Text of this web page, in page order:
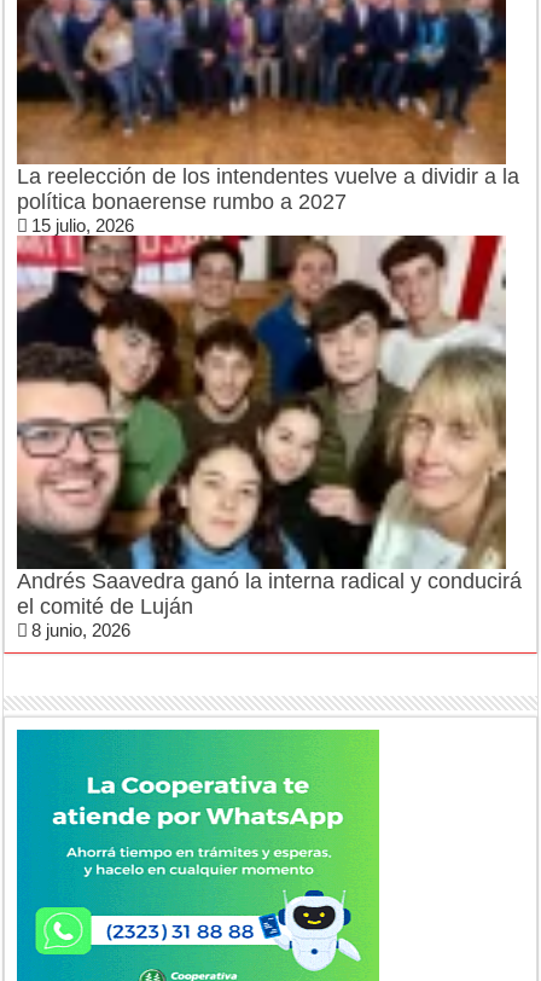
La reelección de los intendentes vuelve a dividir a la
política bonaerense rumbo a 2027
15 julio, 2026
Andrés Saavedra ganó la interna radical y conducirá
el comité de Luján
8 junio, 2026